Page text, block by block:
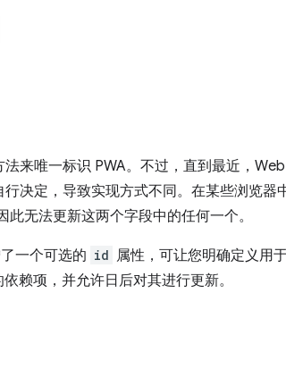
来唯一标识 PWA。不过，直到最近，
决定，导致实现方式不同。在某些浏览器
无法更新这两个字段中的任何一个。
一个可选的 id 属性，可让您明确定义用
赖项，并允许日后对其进行更新。